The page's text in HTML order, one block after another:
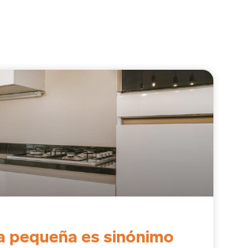
pequeña es sinónimo